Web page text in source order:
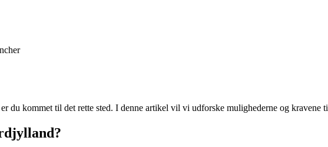
kommet til det rette sted. I denne artikel vil vi udforske mulighederne og kravene